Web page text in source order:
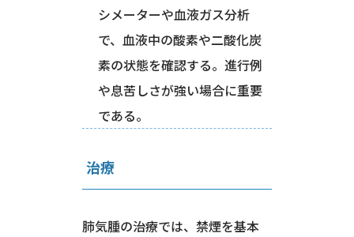
シメーターや血液ガス分析
で、血液中の酸素や二酸化炭
素の状態を確認する。進行例
や息苦しさが強い場合に重要
である。
治療
肺気腫の治療では、禁煙を基本